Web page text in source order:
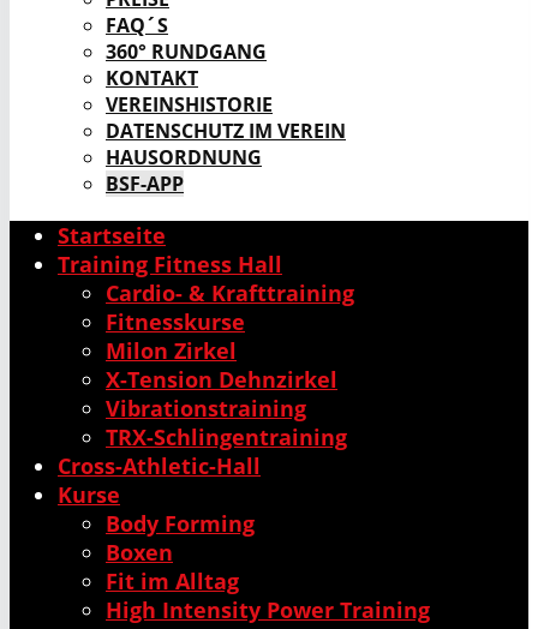
FAQ´S
360° RUNDGANG
KONTAKT
VEREINSHISTORIE
DATENSCHUTZ IM VEREIN
HAUSORDNUNG
BSF-APP
Startseite
Training Fitness Hall
Cardio- & Krafttraining
Fitnesskurse
Milon Zirkel
X-Tension Dehnzirkel
Vibrationstraining
TRX-Schlingentraining
Cross-Athletic-Hall
Kurse
Body Forming
Boxen
Fit im Alltag
High Intensity Power Training